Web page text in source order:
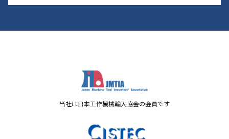
当社は日本工作機械輸入協会の会員です